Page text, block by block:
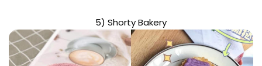
5) Shorty Bakery